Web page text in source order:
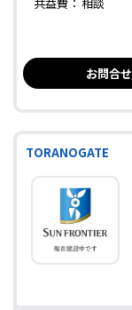
お問合せ
TORANOGATE